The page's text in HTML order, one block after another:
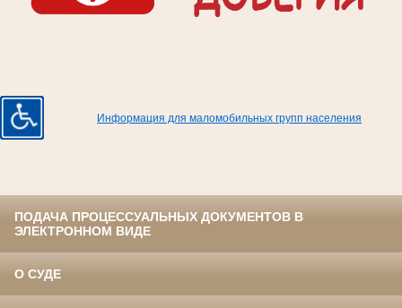
Информация для маломобильных групп населения
ПОДАЧА ПРОЦЕССУАЛЬНЫХ ДОКУМЕНТОВ В
ЭЛЕКТРОННОМ ВИДЕ
О СУДЕ